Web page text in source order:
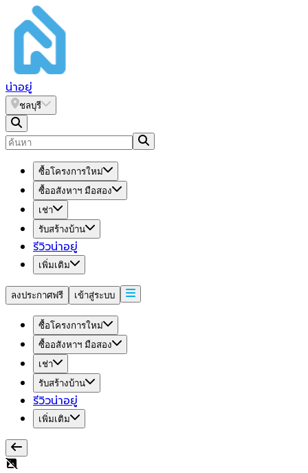
น่าอยู่
ชลบุรี
ซื้อโครงการใหม่
ซื้ออสังหาฯ มือสอง
เช่า
รับสร้างบ้าน
รีวิวน่าอยู่
เพิ่มเติม
ลงประกาศฟรี เข้าสู่ระบบ
ซื้อโครงการใหม่
ซื้ออสังหาฯ มือสอง
เช่า
รับสร้างบ้าน
รีวิวน่าอยู่
เพิ่มเติม